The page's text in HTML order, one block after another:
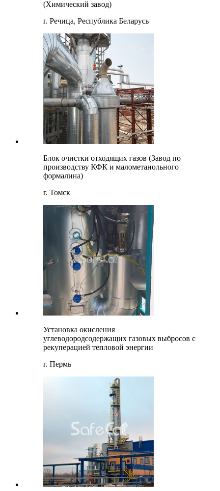
(Химический завод)
г. Речица, Республика Беларусь
Блок очистки отходящих газов (Завод по
производству КФК и малометанольного
формалина)
г. Томск
Установка окисления
углеводородсодержащих газовых выбросов с
рекуперацией тепловой энергии
г. Пермь